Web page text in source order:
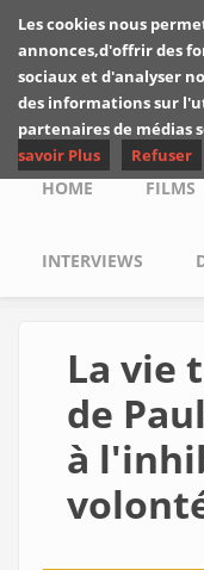
Skip to main content
Les
Main menu
HOME FILMS
INTERVIEWS
La vie
de
à
Les cookies nous
annonces,d'offrir des
sociaux et d'analyser
des informations sur
partenaires de médias
savoir Plus
Refuser